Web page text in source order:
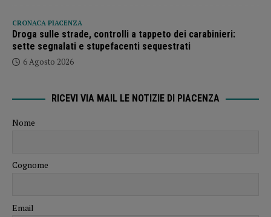
CRONACA PIACENZA
Droga sulle strade, controlli a tappeto dei carabinieri:
sette segnalati e stupefacenti sequestrati
6 Agosto 2026
RICEVI VIA MAIL LE NOTIZIE DI PIACENZA
Nome
Cognome
Email